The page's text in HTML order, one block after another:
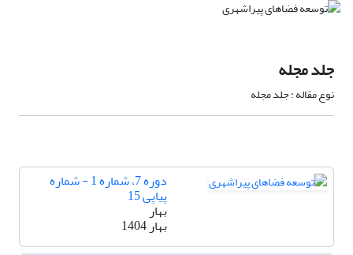
جلد مجله
نوع مقاله : جلد مجله
دوره 7، شماره 1 - شماره
پیاپی 15
بهار
بهار 1404